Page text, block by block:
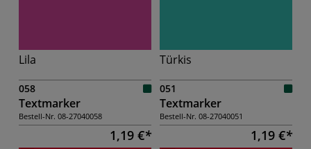
Lila
058
Textmarker
Bestell-Nr. 08-27040058
1,19 €
Türkis
051
Textmarker
Bestell-Nr. 08-27040051
1,19 €